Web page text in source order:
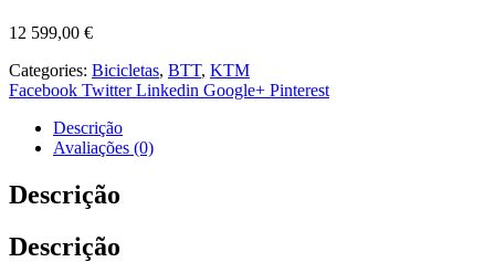
12 599,00 €
Categories: Bicicletas, BTT, KTM
Facebook Twitter Linkedin Google+ Pinterest
Descrição
Avaliações (0)
Descrição
Descrição